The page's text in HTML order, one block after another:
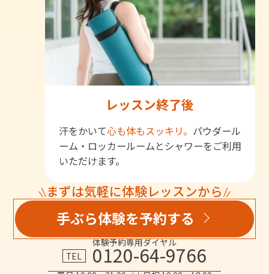
レッスン終了後
汗をかいて心も体もスッキリ。 パウダール
ーム・ロッカールームとシャワーをご利用
いただけます。
まずは気軽に体験レッスンから
手ぶら体験を予約する
体験予約専用ダイヤル
TEL
0120-64-9766